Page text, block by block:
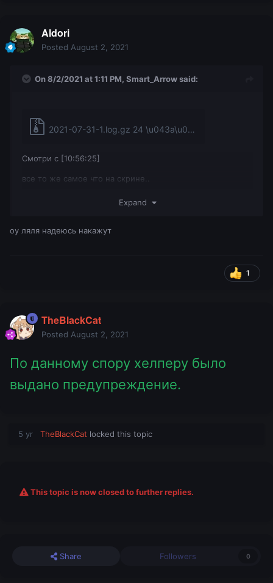
Aldori
Posted August 2, 2021
On 8/2/2021 at 1:11 PM, Smart_Arrowsaid:
2021-07-31-1.log.gz 24 \u043a\u0411
Смотри с [10:56:25]
все то же самое что на скрине..
по прочтению прошу удалить мои логи, что бы лишние
Expand
оу ляля надеюсь накажут
1
TheBlackCat
Posted August 2, 2021
По данному спору хелперу было
выдано предупреждение.
5 yr TheBlackCat locked this topic
This topic is now closed to further replies.
Share Followers 0